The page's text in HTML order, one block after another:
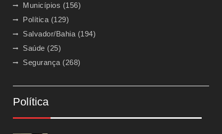
Municípios (156)
Política (129)
Salvador/Bahia (194)
Saúde (25)
Segurança (268)
Política